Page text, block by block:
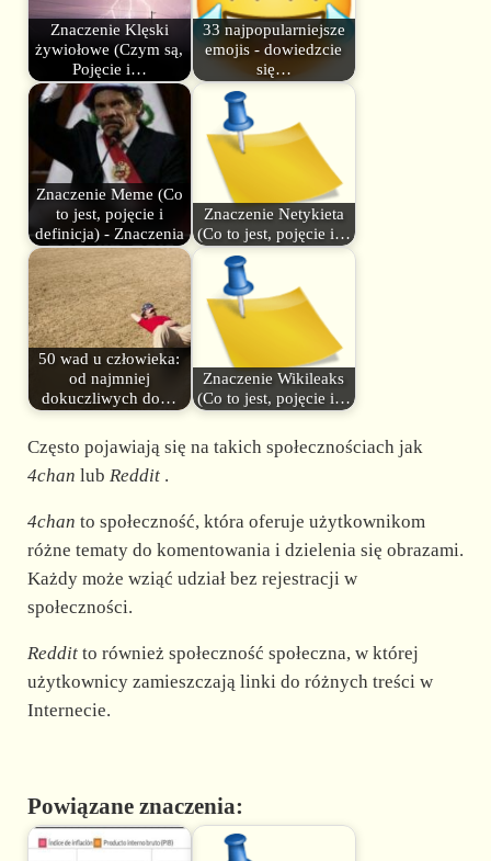
Znaczenie Klęski
żywiołowe (Czym są,
Pojęcie i…
33 najpopularniejsze
emojis - dowiedzcie
się…
Znaczenie Meme (Co
to jest, pojęcie i
definicja) - Znaczenia
Znaczenie Netykieta
(Co to jest, pojęcie i…
50 wad u człowieka:
od najmniej
dokuczliwych do…
Znaczenie Wikileaks
(Co to jest, pojęcie i…
Często pojawiają się na takich społecznościach jak
4chan lub Reddit.
4chan to społeczność, która oferuje użytkownikom
różne tematy do komentowania i dzielenia się obrazami.
Każdy może wziąć udział bez rejestracji w
społeczności.
Redditto również społeczność społeczna, w której
użytkownicy zamieszczają linki do różnych treści w
Internecie.
Powiązane znaczenia: